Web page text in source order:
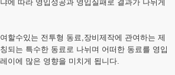
에 따라 영입성공과 영입실패로 결과가 나뉘게
할수있는 전투형 동료,장비제작에 관여하는 제
되는 특수한 동료로 나뉘며 어떠한 동료를 영입
이에 많은 영향을 미치게 됩니다.